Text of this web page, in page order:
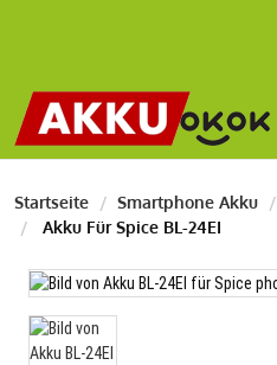
Startseite Smartphone Akku
Akku Für Spice BL-24EI